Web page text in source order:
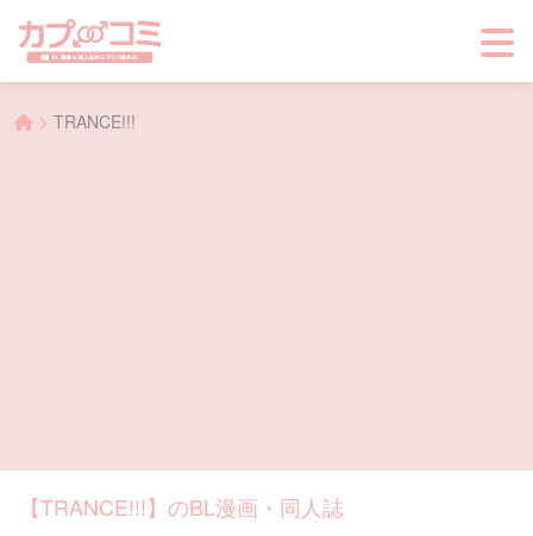
> TRANCE!!!
【TRANCE!!!】のBL漫画・同人誌